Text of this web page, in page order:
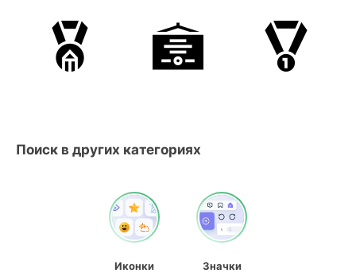
Поиск в других категориях
Иконки
Значки